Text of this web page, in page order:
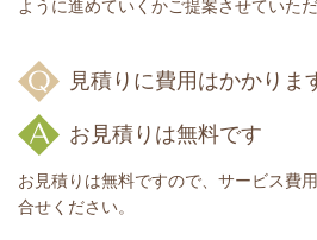
ように進めていくかご提案させていただ
見積りに費用はかかりま
お見積りは無料です
お見積りは無料ですので、サービス費
合せください。